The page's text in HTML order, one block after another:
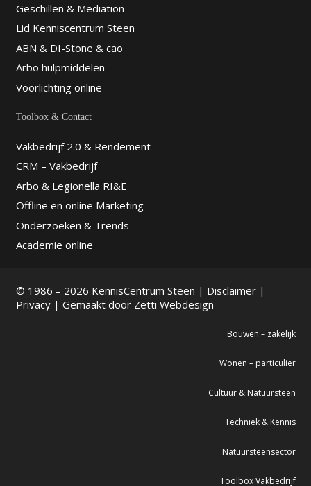
Geschillen & Mediation
Lid Kenniscentrum Steen
ABN & DI-Stone & cao
Arbo hulpmiddelen
Voorlichting online
Toolbox & Contact
Vakbedrijf 2.0 & Rendement
CRM – Vakbedrijf
Arbo & Legionella RI&E
Offline en online Marketing
Onderzoeken & Trends
Academie online
© 1986 – 2026 KennisCentrum Steen | Disclaimer|
Privacy| Gemaakt door Zetti Webdesign
Bouwen – zakelijk
Wonen – particulier
Cultuur & Natuursteen
Techniek & Kennis
Natuursteensector
Toolbox Vakbedrijf